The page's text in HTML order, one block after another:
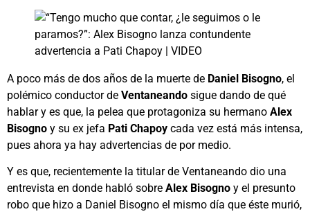
A poco más de dos años de la muerte de Daniel Bisogno, el
polémico conductor de Ventaneando sigue dando de qué
hablar y es que, la pelea que protagoniza su hermano Alex
Bisogno y su ex jefa Pati Chapoy cada vez está más intensa,
pues ahora ya hay advertencias de por medio.
Y es que, recientemente la titular de Ventaneando dio una
entrevista en donde habló sobre Alex Bisogno y el presunto
robo que hizo a Daniel Bisogno el mismo día que éste murió,